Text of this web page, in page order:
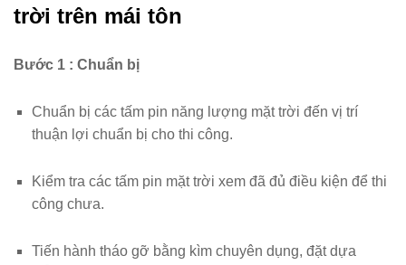
trời trên mái tôn
Bước 1 : Chuẩn bị
Chuẩn bị các tấm pin năng lượng mặt trời đến vị trí
thuận lợi chuẩn bị cho thi công.
Kiểm tra các tấm pin mặt trời xem đã đủ điều kiện để thi
công chưa.
Tiến hành tháo gỡ bằng kìm chuyên dụng, đặt dựa